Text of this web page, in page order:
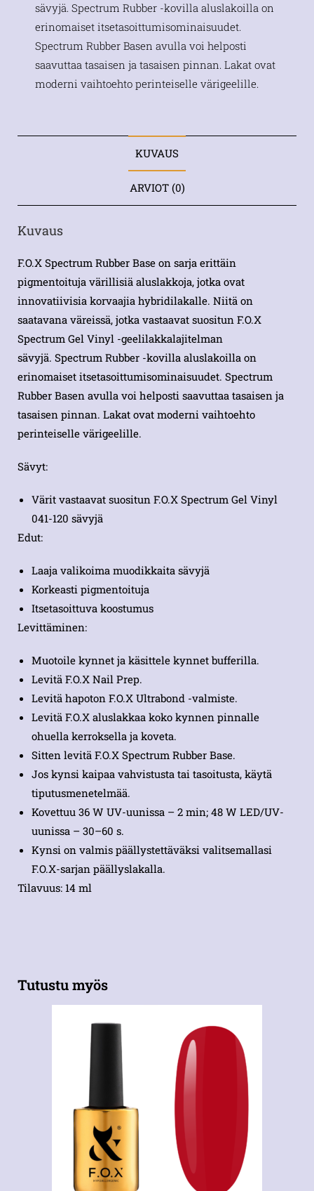
sävyjä. Spectrum Rubber -kovilla aluslakoilla on
erinomaiset itsetasoittumisominaisuudet.
Spectrum Rubber Basen avulla voi helposti
saavuttaa tasaisen ja tasaisen pinnan. Lakat ovat
moderni vaihtoehto perinteiselle värigeelille.
KUVAUS
ARVIOT (0)
Kuvaus
F.O.X Spectrum Rubber Base on sarja erittäin
pigmentoituja värillisiä aluslakkoja, jotka ovat
innovatiivisia korvaajia hybridilakalle. Niitä on
saatavana väreissä, jotka vastaavat suositun F.O.X
Spectrum Gel Vinyl -geelilakkalajitelman
sävyjä. Spectrum Rubber -kovilla aluslakoilla on
erinomaiset itsetasoittumisominaisuudet. Spectrum
Rubber Basen avulla voi helposti saavuttaa tasaisen ja
tasaisen pinnan. Lakat ovat moderni vaihtoehto
perinteiselle värigeelille.
Sävyt:
Värit vastaavat suositun F.O.X Spectrum Gel Vinyl
041-120 sävyjä
Edut:
Laaja valikoima muodikkaita sävyjä
Korkeasti pigmentoituja
Itsetasoittuva koostumus
Levittäminen:
Muotoile kynnet ja käsittele kynnet bufferilla.
Levitä F.O.X Nail Prep.
Levitä hapoton F.O.X Ultrabond -valmiste.
Levitä F.O.X aluslakkaa koko kynnen pinnalle
ohuella kerroksella ja koveta.
Sitten levitä F.O.X Spectrum Rubber Base.
Jos kynsi kaipaa vahvistusta tai tasoitusta, käytä
tiputusmenetelmää.
Kovettuu 36 W UV-uunissa – 2 min; 48 W LED/UV-
uunissa – 30–60 s.
Kynsi on valmis päällystettäväksi valitsemallasi
F.O.X-sarjan päällyslakalla.
Tilavuus: 14 ml
Tutustu myös